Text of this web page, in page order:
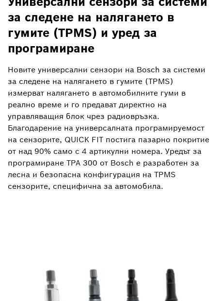
за следене на налягането в
гумите (TPMS) и уред за
програмиране
Новите универсални сензори на Bosch за системи
за следене на налягането в гумите (TPMS)
измерват налягането в автомобилните гуми в
реално време и го предават директно на
управляващия блок чрез радиовръзка.
Благодарение на универсалната програмируемост
на сензорите, QUICK FIT постига пазарно покритие
от над 90% само с 4 артикулни номера. Уредът за
програмиране TPA 300 от Bosch е разработен за
лесна и безопасна конфигурация на TPMS
сензорите, специфична за автомобила.